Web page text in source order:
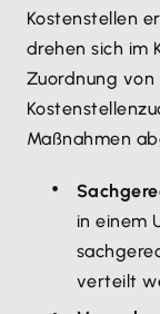
Kostenstellen
drehen sich im
Zuordnung von
Maßnahmen
in einem
verteilt